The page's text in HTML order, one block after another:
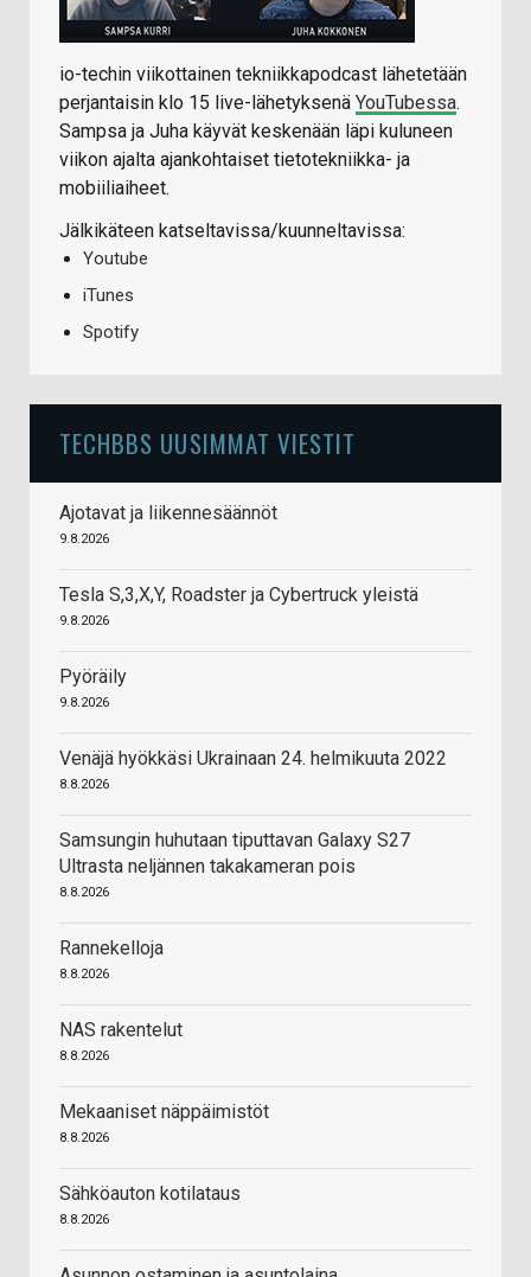
io-techin viikottainen tekniikkapodcast lähetetään
perjantaisin klo 15 live-lähetyksenä YouTubessa.
Sampsa ja Juha käyvät keskenään läpi kuluneen
viikon ajalta ajankohtaiset tietotekniikka- ja
mobiiliaiheet.
Jälkikäteen katseltavissa/kuunneltavissa:
Youtube
iTunes
Spotify
TECHBBS UUSIMMAT VIESTIT
Ajotavat ja liikennesäännöt
9.8.2026
Tesla S,3,X,Y, Roadster ja Cybertruck yleistä
9.8.2026
Pyöräily
9.8.2026
Venäjä hyökkäsi Ukrainaan 24. helmikuuta 2022
8.8.2026
Samsungin huhutaan tiputtavan Galaxy S27
Ultrasta neljännen takakameran pois
8.8.2026
Rannekelloja
8.8.2026
NAS rakentelut
8.8.2026
Mekaaniset näppäimistöt
8.8.2026
Sähköauton kotilataus
8.8.2026